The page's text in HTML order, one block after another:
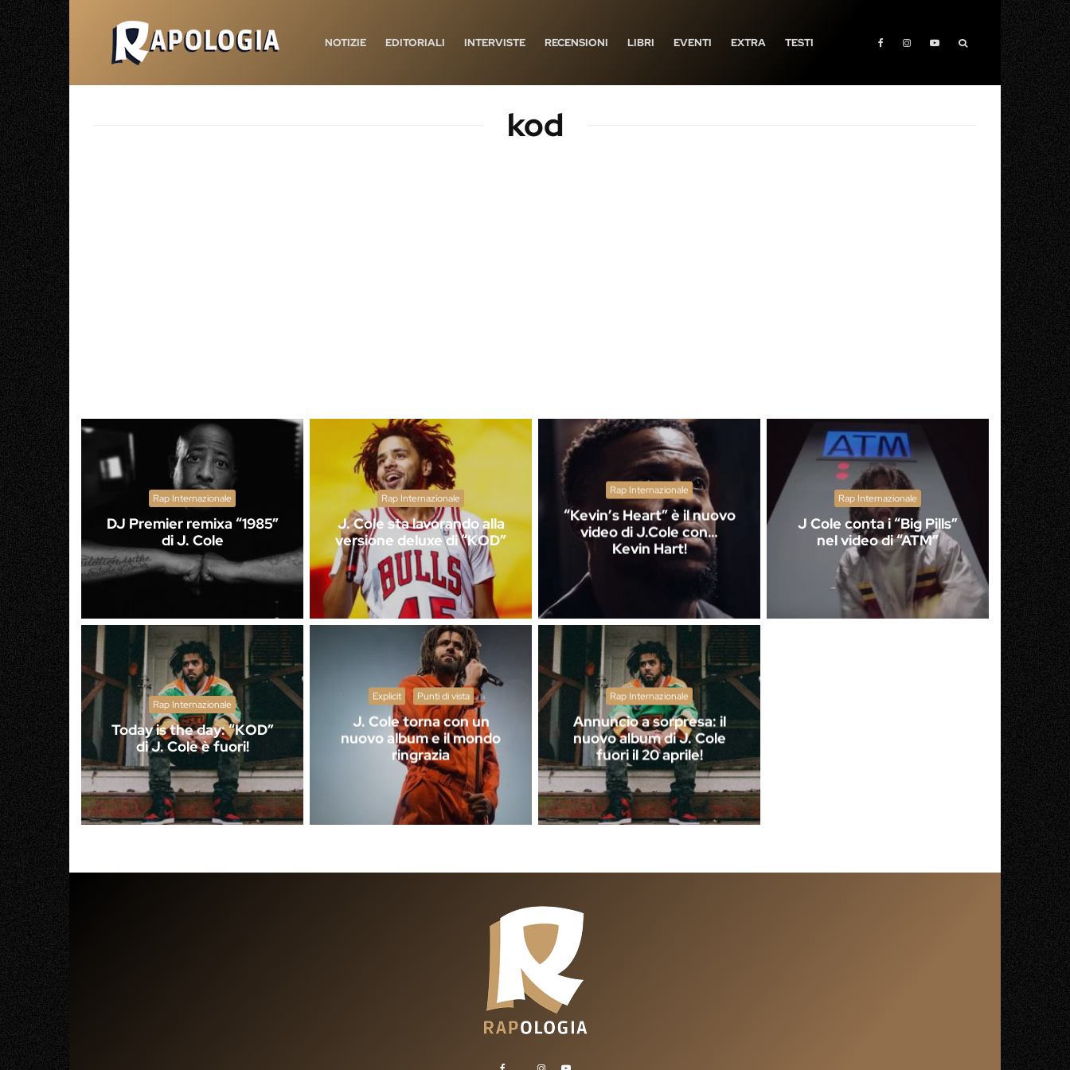
NOTIZIE EDITORIALI INTERVISTE RECENSIONI LIBRI EVENTI EXTRA TESTI
kod
Rap Internazionale
DJ Premier remixa “1985”
di J. Cole
Rap Internazionale
J. Cole sta lavorando alla
versione deluxe di “KOD”
Rap Internazionale
“Kevin’s Heart” è il nuovo
video di J.Cole con…
Kevin Hart!
Rap Internazionale
J Cole conta i “Big Pills”
nel video di “ATM”
Rap Internazionale
Today is the day: “KOD”
di J. Cole è fuori!
Explicit Punti di vista
J. Cole torna con un
nuovo album e il mondo
ringrazia
Rap Internazionale
Annuncio a sorpresa: il
nuovo album di J. Cole
fuori il 20 aprile!